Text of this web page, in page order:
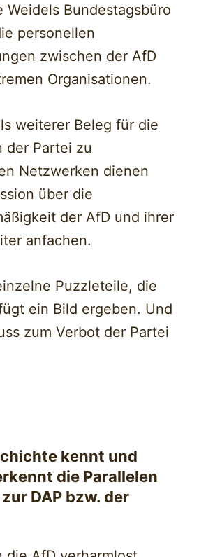
Weidels Bundestagsbüro
personellen
zwischen der AfD
Organisationen.
weiterer Beleg für die
der Partei zu
Netzwerken dienen
über die
der AfD und ihrer
anfachen.
Puzzleteile, die
ein Bild ergeben. Und
zum Verbot der Partei
kennt und
die Parallelen
DAP bzw. der